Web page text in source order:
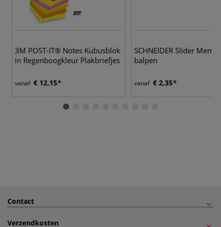
3M POST-IT® Notes Kubusblok
in Regenboogkleur Plakbriefjes
vanaf € 12,15
SCHNEIDER Slider Memo
balpen
vanaf € 2,35
Contact
Verzendkosten